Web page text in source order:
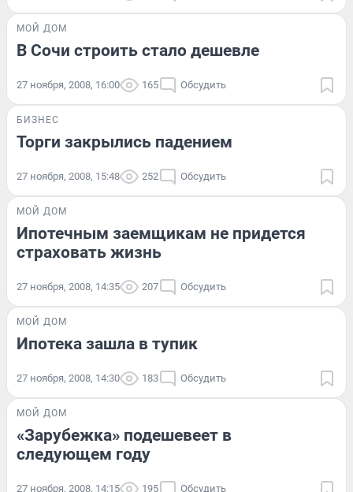
МОЙ ДОМ
В Сочи строить стало дешевле
27 ноября, 2008, 16:00 165 Обсудить
БИЗНЕС
Торги закрылись падением
27 ноября, 2008, 15:48 252 Обсудить
МОЙ ДОМ
Ипотечным заемщикам не придется
страховать жизнь
27 ноября, 2008, 14:35 207 Обсудить
МОЙ ДОМ
Ипотека зашла в тупик
27 ноября, 2008, 14:30 183 Обсудить
МОЙ ДОМ
«Зарубежка» подешевеет в
следующем году
27 ноября, 2008, 14:15 195 Обсудить